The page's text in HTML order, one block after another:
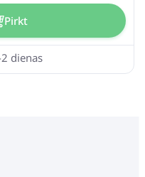
Pirkt
dienas